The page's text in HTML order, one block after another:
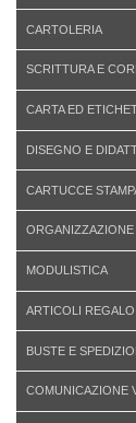
CARTOLERIA
SCRITTURA E
CARTA ED
DISEGNO E
CARTUCCE
MODULISTICA
ARTICOLI REGALO
BUSTE E
COMUNICAZIONE